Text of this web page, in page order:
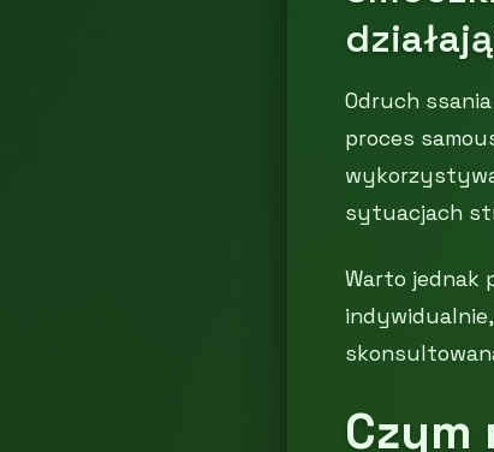
Odruch
proces
sytuacjach
Warto jednak
Czym